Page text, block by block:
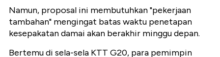
Namun, proposal ini membutuhkan "pekerjaan
tambahan" mengingat batas waktu penetapan
kesepakatan damai akan berakhir minggu depan.
Bertemu di sela-sela KTT G20, para pemimpin